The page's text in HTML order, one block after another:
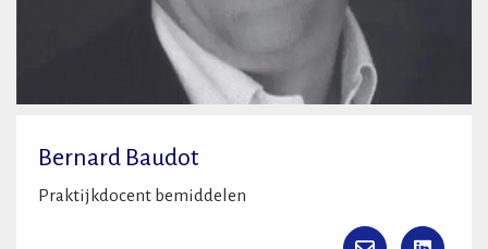
Bernard Baudot
Praktijkdocent bemiddelen